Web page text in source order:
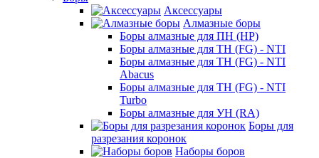
Аксессуары
Алмазные боры
Боры алмазные для ПН (HP)
Боры алмазные для ТН (FG) - NTI
Боры алмазные для ТН (FG) - NTI
Abacus
Боры алмазные для ТН (FG) - NTI
Turbo
Боры алмазные для УН (RA)
Боры для
разрезания коронок
Наборы боров